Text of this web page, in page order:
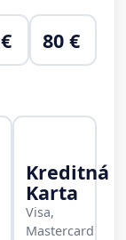
80 €
Kreditná
Karta
Visa,
Mastercard